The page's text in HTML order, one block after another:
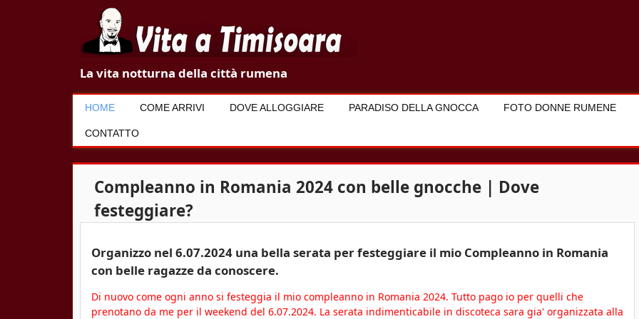
V
t
a
m
La vita notturna della città rumena
HOME COME ARRIVI DOVE ALLOGGIARE PARADISO DELLA GNOCCA FOTO DONNE RUMENE
CONTATTO
Compleanno in Romania 2024 con belle gnocche | Dove
festeggiare?
Organizzo nel 6.07.2024 una bella serata per festeggiare il mio Compleanno in Romania
con belle ragazze da conoscere.
Di nuovo come ogni anno si festeggia il mio compleanno in Romania 2024. Tutto pago io per quelli che
prenotano da me per il weekend del 6.07.2024. La serata indimenticabile in discoteca sara gia' organizzata alla